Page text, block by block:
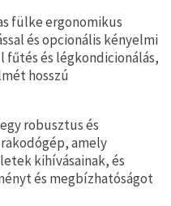
fülke ergonomikus
és opcionális kényelmi
és légkondicionálás,
hosszú
egy robusztus és
amely
kihívásainak, és
és megbízhatóságot